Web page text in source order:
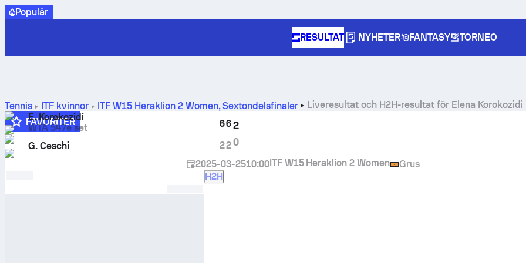
Populär
RESULTAT NYHETER FANTASY TORNEO
Tennis ITF kvinnor ITF W15 Heraklion 2 Women,Sextondelsfinaler Liveresultat och H2H-resultat för Elena Korokozidi
CeschiFAVORITER
E. Korokozidi
WTA 547e set
G. Ceschi
6
2
6
2
2
0
2025-03-2510:00ITF W15 Heraklion 2 Women Grus
H2H